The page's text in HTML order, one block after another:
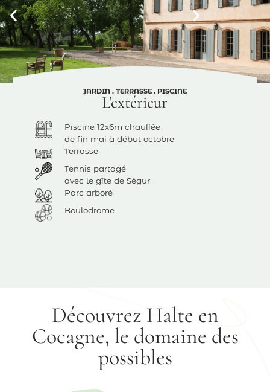
JARDIN . TERRASSE . PISCINE
L'extérieur
Piscine 12x6m chauffée
de fin mai à début octobre
Terrasse
Tennis partagé
avec le gîte de Ségur
Parc arboré
Boulodrome
Découvrez Halte en
Cocagne, le domaine des
possibles